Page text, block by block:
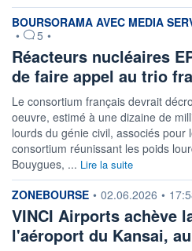
information fournie par
BOURSORAMA AVEC MEDIA
•
5 •
Réacteurs nucléaires
de faire appel au trio
Le consortium français devrait
oeuvre, estimé à une dizaine de
lourds du génie civil, associés pour
consortium réunissant les poids
Bouygues, ... Lire la suite
information fournie par
ZONEBOURSE • 02.06.2026 •
VINCI Airports achève
l'aéroport du Kansai,